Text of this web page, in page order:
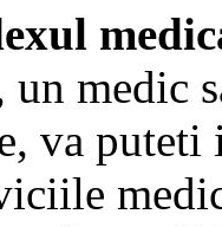
medic
va puteti